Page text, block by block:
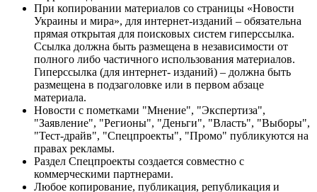
При копировании материалов со страницы «Новости
Украины и мира», для интернет-изданий – обязательна
прямая открытая для поисковых систем гиперссылка.
Ссылка должна быть размещена в независимости от
полного либо частичного использования материалов.
Гиперссылка (для интернет- изданий) – должна быть
размещена в подзаголовке или в первом абзаце
материала.
Новости с пометками "Мнение", "Экспертиза",
"Заявление", "Регионы", "Деньги", "Власть", "Выборы",
"Тест-драйв", "Спецпроекты", "Промо" публикуются на
правах рекламы.
Раздел Спецпроекты создается совместно с
коммерческими партнерами.
Любое копирование, публикация, републикация и